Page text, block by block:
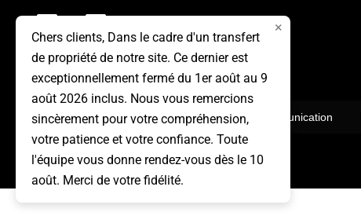
Aller
contenu
Vêtements Communication
×
Chers clients, Dans le cadre d'un transfert
de propriété de notre site. Ce dernier est
exceptionnellement fermé du 1er août au 9
août 2026 inclus. Nous vous remercions
sincèrement pour votre compréhension,
votre patience et votre confiance. Toute
l'équipe vous donne rendez-vous dès le 10
août. Merci de votre fidélité.